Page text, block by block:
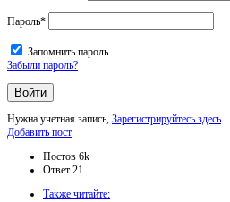
Пароль*
Запомнить пароль
Забыли пароль?
Нужна учетная запись, Зарегистрируйтесь здесь
Боковая
Добавить пост
Статистика
Постов 6k
Ответ 21
Также читайте: